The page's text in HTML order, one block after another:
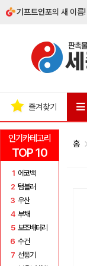
기프트인포의 새 이름!
인기카테고리
TOP 10
1 에코백
2 텀블러
3 우산
4 부채
5 보조배터리
6 수건
7 선풍기
즐겨찾기
홈